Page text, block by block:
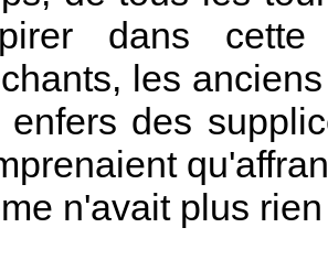
dans
les
enfers des
n'avait plus